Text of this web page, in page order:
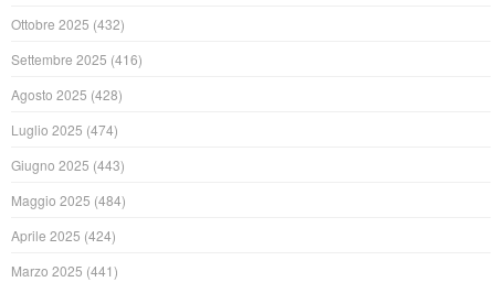
Ottobre 2025 (432)
Settembre 2025 (416)
Agosto 2025 (428)
Luglio 2025 (474)
Giugno 2025 (443)
Maggio 2025 (484)
Aprile 2025 (424)
Marzo 2025 (441)